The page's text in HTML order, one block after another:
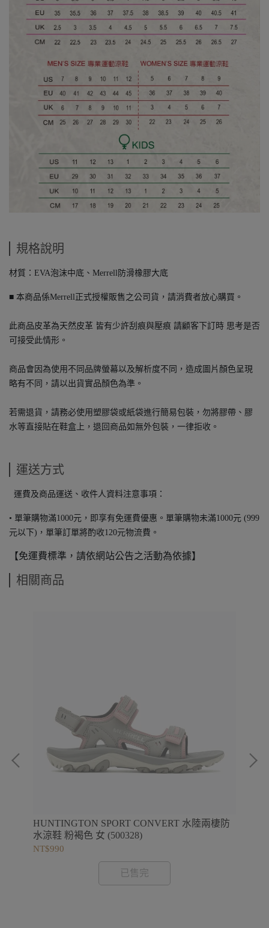
規格說明
材質：EVA泡沫中底、Merrell防滑橡膠大底
■ 本商品係Merrell正式授權販售之公司貨，請消費者放心購買。
此商品皮革為天然皮革 皆有少許刮痕與壓痕 請顧客下訂時 思考是否
可接受此情形。
商品會因為使用不同品牌螢幕以及解析度不同，造成圖片顏色呈現
略有不同，請以出貨實品顏色為準。
若需退貨，請務必使用塑膠袋或紙袋進行簡易包裝，勿將膠帶、膠
水等直接貼在鞋盒上，退回商品如無外包裝，一律拒收。
運送方式
運費及商品運送、收件人資料注意事項：
• 單筆購物滿1000元，即享有免運費優惠。單筆購物未滿1000元 (999
元以下)，單筆訂單將酌收120元物流費。
【免運費標準，請依網站公告之活動為依據】
相關商品
HUNTINGTON SPORT CONVERT 水陸兩棲防
水涼鞋 粉褐色 女 (500328)
NT$990
已售完